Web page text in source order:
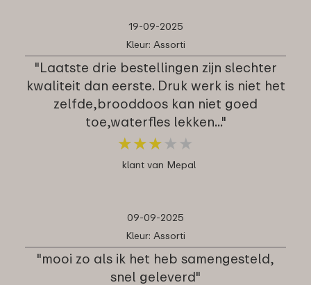
19-09-2025
Kleur: Assorti
"Laatste drie bestellingen zijn slechter
kwaliteit dan eerste. Druk werk is niet het
zelfde,brooddoos kan niet goed
toe,waterfles lekken..."
★★★ ★ ★
★★★ ★ ★
klant van Mepal
09-09-2025
Kleur: Assorti
"mooi zo als ik het heb samengesteld,
snel geleverd"